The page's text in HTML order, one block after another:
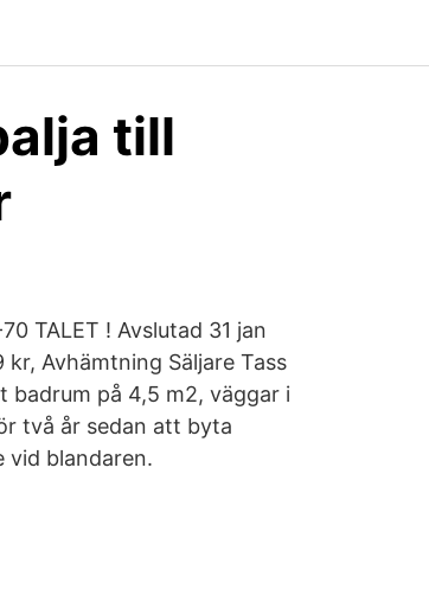
till
TALET ! Avslutad 31 jan
Avhämtning Säljare Tass
på 4,5 m2, väggar i
två år sedan att byta
vid blandaren.